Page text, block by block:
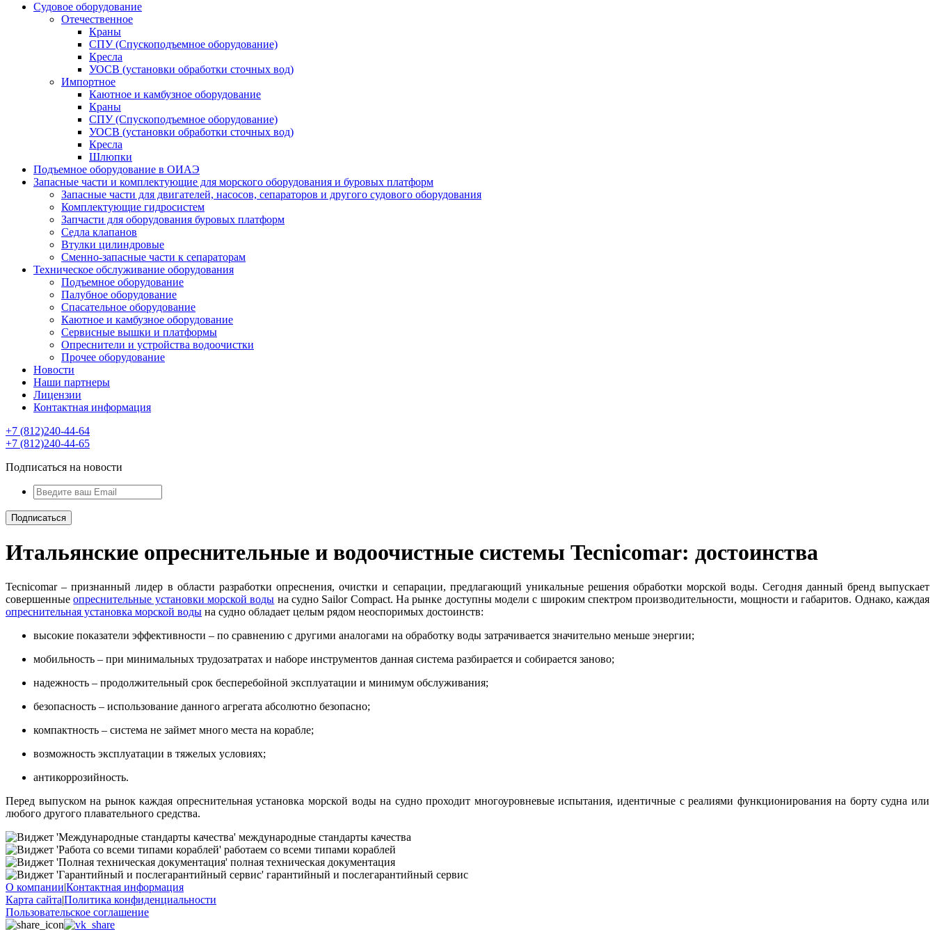
Судовое оборудование
Отечественное
Краны
СПУ (Спускоподъемное оборудование)
Кресла
УОСВ (установки обработки сточных вод)
Импортное
Каютное и камбузное оборудование
Краны
СПУ (Спускоподъемное оборудование)
УОСВ (установки обработки сточных вод)
Кресла
Шлюпки
Подъемное оборудование в ОИАЭ
Запасные части и комплектующие для морского оборудования и буровых платформ
Запасные части для двигателей, насосов, сепараторов и другого судового оборудования
Комплектующие гидросистем
Запчасти для оборудования буровых платформ
Седла клапанов
Втулки цилиндровые
Сменно-запасные части к сепараторам
Техническое обслуживание оборудования
Подъемное оборудование
Палубное оборудование
Спасательное оборудование
Каютное и камбузное оборудование
Сервисные вышки и платформы
Опреснители и устройства водоочистки
Прочее оборудование
Новости
Наши партнеры
Лицензии
Контактная информация
+7 (812)240-44-64
+7 (812)240-44-65
Подписаться на новости
Итальянские опреснительные и водоочистные системы Tecnicomar: достоинства
Tecnicomar – признанный лидер в области разработки опреснения, очистки и сепарации, предлагающий уникальные решения обработки морской воды. Сегодня данный бренд выпускает
совершенныеопреснительные установки морской воды на судно Sailor Compact. На рынке доступны модели с широким спектром производительности, мощности и габаритов. Однако, каждая
опреснительная установка морской воды на судно обладает целым рядом неоспоримых достоинств:
высокие показатели эффективности – по сравнению с другими аналогами на обработку воды затрачивается значительно меньше энергии;
мобильность – при минимальных трудозатратах и наборе инструментов данная система разбирается и собирается заново;
надежность – продолжительный срок бесперебойной эксплуатации и минимум обслуживания;
безопасность – использование данного агрегата абсолютно безопасно;
компактность – система не займет много места на корабле;
возможность эксплуатации в тяжелых условиях;
антикоррозийность.
Перед выпуском на рынок каждая опреснительная установка морской воды на суднопроходит многоуровневые испытания, идентичные с реалиями функционирования на борту судна или
любого другого плавательного средства.
международные стандарты качества
работаем со всеми типами кораблей
полная техническая документация
гарантийный и послегарантийный сервис
О компании|Контактная информация
Карта сайта|Политика конфиденциальности
Пользовательское соглашение